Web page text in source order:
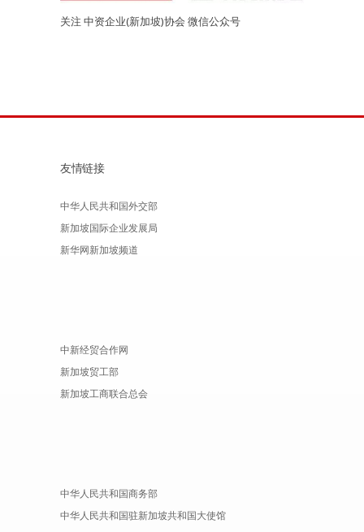
关注 中资企业(新加坡)协会 微信公众号
友情链接
中华人民共和国外交部
新加坡国际企业发展局
新华网新加坡频道
中新经贸合作网
新加坡贸工部
新加坡工商联合总会
中华人民共和国商务部
中华人民共和国驻新加坡共和国大使馆